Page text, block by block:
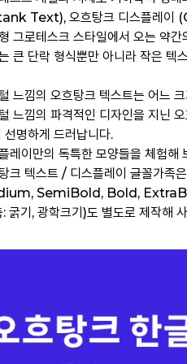
Text), 오흐탕크 디스플레이
그로테스크 스타일에서 오는 약
큰 단락 형식뿐만 아니라 작은 텍
느낌의 오흐탕크 텍스트는 어느
느낌의 파격적인 디자인을 지닌
선명하게 드러납니다.
레이만의 독특한 모양들을 체험해
크 텍스트 / 디스플레이 글꼴
SemiBold, Bold,
굵기, 광학크기)도 별도로 제작해